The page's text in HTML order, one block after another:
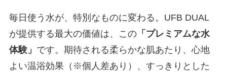
毎日使う水が、特別なものに変わる。UFB DUAL
が提供する最大の価値は、この「プレミアムな水
体験」 です。期待される柔らかな肌あたり、心地
よい温浴効果（※個人差あり）、すっきりとした